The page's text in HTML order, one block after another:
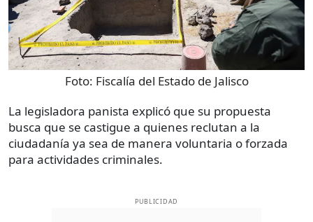
Foto: Fiscalía del Estado de Jalisco
La legisladora panista explicó que su propuesta
busca que se castigue a quienes reclutan a la
ciudadanía ya sea de manera voluntaria o forzada
para actividades criminales.
PUBLICIDAD